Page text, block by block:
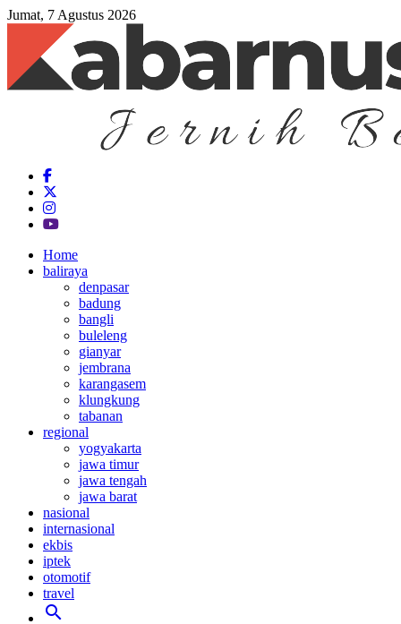
Jumat, 7 Agustus 2026
Home
baliraya
denpasar
badung
bangli
buleleng
gianyar
jembrana
karangasem
klungkung
tabanan
regional
yogyakarta
jawa timur
jawa tengah
jawa barat
nasional
internasional
ekbis
iptek
otomotif
travel
search